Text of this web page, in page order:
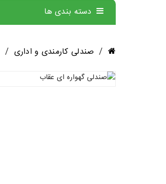
دسته بندی ها
/ صندلی کارمندی و اداری /